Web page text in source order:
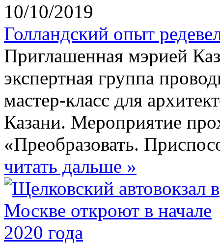
10/10/2019
Голландский опыт
Приглашенная мэрией
экспертная группа
мастер-класс для
Казани. Мероприятие
«Преобразовать.
читать дальше »